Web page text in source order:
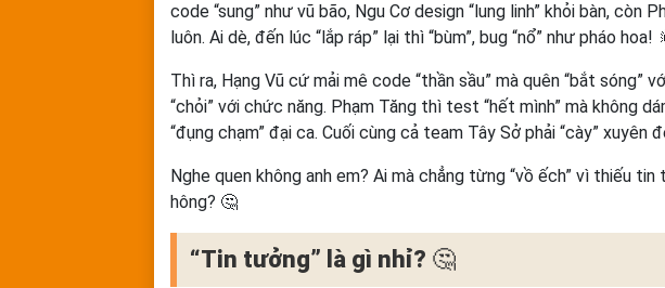
code “sung” như vũ bão, Ngu Cơ design “lung linh” khỏi bàn, còn
luôn. Ai dè, đến lúc “lắp ráp” lại thì “bùm”, bug “nổ” như pháo hoa!
Thì ra, Hạng Vũ cứ mải mê code “thần sầu” mà quên “bắt sóng”
“chỏi” với chức năng. Phạm Tăng thì test “hết mình” mà không
“đụng chạm” đại ca. Cuối cùng cả team Tây Sở phải “cày” xuyên
Nghe quen không anh em? Ai mà chẳng từng “vồ ếch” vì thiếu
hông? 🤔
“Tin tưởng” là gì nhỉ? 🤔